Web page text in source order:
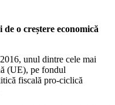
o creștere economică
unul dintre cele mai
(UE), pe fondul
fiscală pro-ciclică